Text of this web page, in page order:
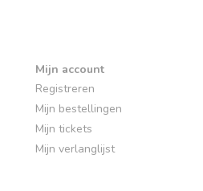
Mijn account
Registreren
Mijn bestellingen
Mijn tickets
Mijn verlanglijst